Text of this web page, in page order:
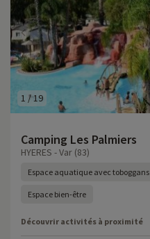
1 /19
Camping Les Palmiers
HYERES - Var (83)
Espace aquatique avec toboggans
Espace bien-être
Découvrir activités à proximité